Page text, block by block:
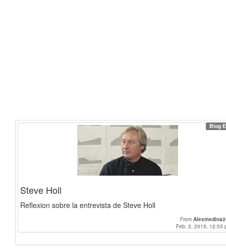
Blog
Steve Holl
Reflexion sobre la entrevista de Steve Holl
From
Feb. 2, 2015, 12:53